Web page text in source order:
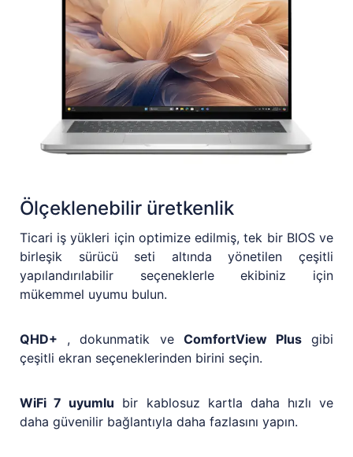
Ölçeklenebilir üretkenlik
Ticari iş yükleri için optimize edilmiş, tek bir BIOS ve
birleşik sürücü seti altında yönetilen çeşitli
yapılandırılabilir seçeneklerle ekibiniz için
mükemmel uyumu bulun.
QHD+ , dokunmatik ve ComfortView Plusgibi
çeşitli ekran seçeneklerinden birini seçin.
WiFi 7 uyumlu bir kablosuz kartla daha hızlı ve
daha güvenilir bağlantıyla daha fazlasını yapın.